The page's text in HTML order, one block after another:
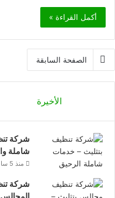
أكمل القراءة »
الصفحة السابقة
الأخيرة
شركة
شاملة
منذ 5 ساعات
شركة
المجالس